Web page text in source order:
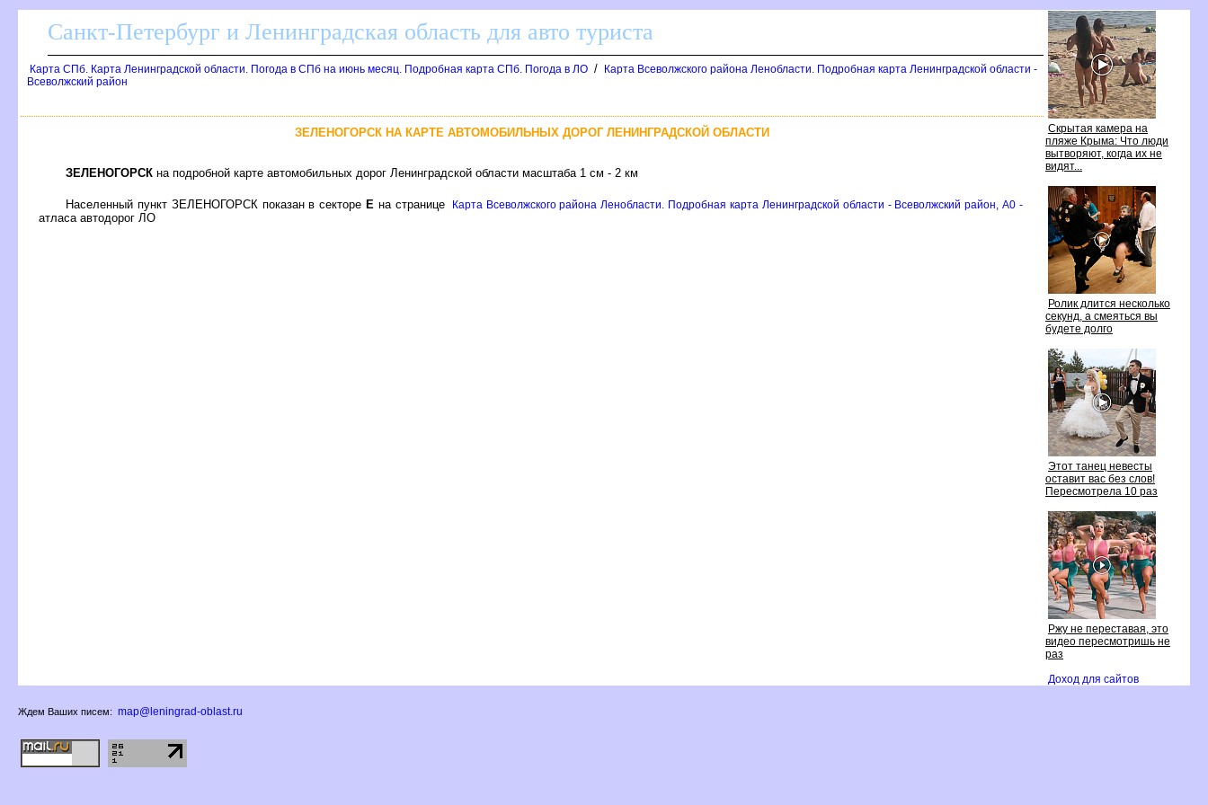
Скрытая камера на
пляже Крыма: Что люди
ытворяют, когда их не
идят...
Ролик длится несколько
секунд, а смеяться вы
удете долго
Этот танец невесты
оставит вас без слов!
Пересмотрела 10 раз
Ржу не переставая, это
идео пересмотришь не
раз
Доход для сайто
Санкт-Петербург и Ленинградская область для авто туриста
Карта СПб. Карта Ленинградской области. Погода в СПб на июнь месяц. Подробная карта СПб. Погода в ЛО /
Карта Всеволжского района Ленобласти. Подробная карта Ленинградской области -
севолжский район
ЗЕЛЕНОГОРСК НА КАРТЕ АВТОМОБИЛЬНЫХ ДОРОГ ЛЕНИНГРАДСКОЙ ОБЛАСТИ
ЗЕЛЕНОГОРСК на подробной карте автомобильных дорог Ленинградской области масштаба 1 см - 2 км
Населенный пункт ЗЕЛЕНОГОРСК показан в сектореЕ на странице Карта Всеволжского района Ленобласти. Подробная карта Ленинградской области - Всеволжский район, A0 -
атласа автодорог ЛО
Ждем Ваших писем: map@leningrad-oblast.ru